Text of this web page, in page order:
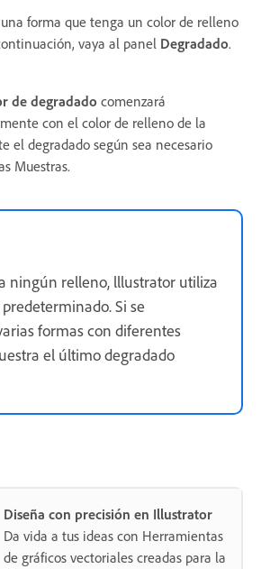
forma que tenga un color de relleno
vaya al panel Degradado.
de degradado comenzará
con el color de relleno de la
el degradado según sea necesario
Muestras.
ningún relleno, lllustrator utiliza
Si se
formas con diferentes
el último degradado
Diseña con precisión en Illustrator
Da vida a tus ideas con Herramientas
de gráficos vectoriales creadas para la